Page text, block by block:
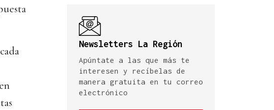
Newsletters La Región
Apúntate a las que más te
interesen y recíbelas de
manera gratuita en tu correo
electrónico